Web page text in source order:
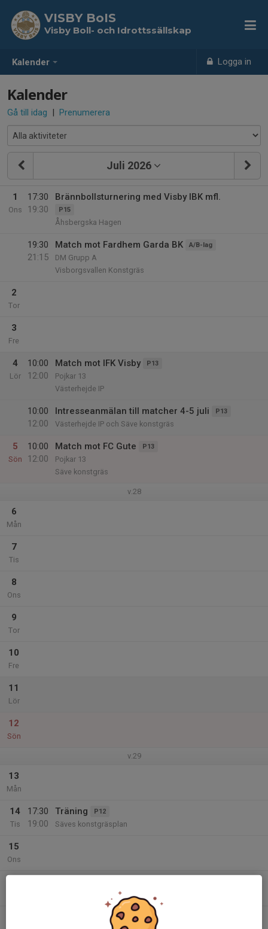
Kalender Logga in
VISBY BoIS
Visby Boll- och Idrottssällskap
Kalender
Gå till idag | Prenumerera
Juli 2026
1
Ons
17:30
19:30
Brännbollsturnering med Visby IBK mfl.
P15
Åhsbergska Hagen
19:30
21:15
Match mot Fardhem Garda BK A/B-lag
DM Grupp A
Visborgsvallen Konstgräs
2
Tor
3
Fre
4
Lör
10:00
12:00
Match mot IFK Visby P13
Pojkar 13
Västerhejde IP
10:00
12:00
Intresseanmälan till matcher 4-5 juli P13
Västerhejde IP och Säve konstgräs
5
Sön
10:00
12:00
Match mot FC Gute P13
Pojkar 13
Säve konstgräs
v.28
6
Mån
7
Tis
8
Ons
9
Tor
10
Fre
11
Lör
12
Sön
v.29
13
Mån
14
Tis
17:30
19:00
Träning P12
Säves konstgräsplan
15
Ons
Säves konstgräsplan